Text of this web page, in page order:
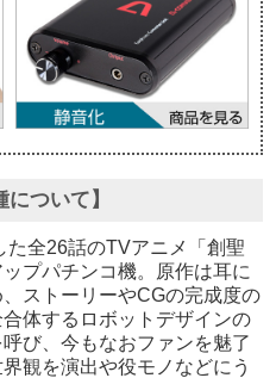
について】
全26話のTVアニメ「創聖
プパチンコ機。原作は耳に
ストーリーやCGの完成度の
体するロボットデザインの
び、今もなおファンを魅了
観を演出や役モノなどにう